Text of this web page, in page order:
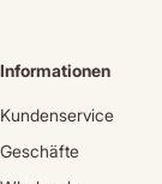
Informationen
Kundenservice
Geschäfte